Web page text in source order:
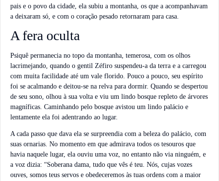
pais e o povo da cidade, ela subiu a montanha, os que a acompanhavam
a deixaram só, e com o coração pesado retornaram para casa.
A fera oculta
Psiquê permanecia no topo da montanha, temerosa, com os olhos
lacrimejando, quando o gentil Zéfiro suspendeu-a da terra e a carregou
com muita facilidade até um vale florido. Pouco a pouco, seu espírito
foi se acalmando e deitou-se na relva para dormir. Quando se despertou
de seu sono, olhou à sua volta e viu um lindo bosque repleto de árvores
magníficas. Caminhando pelo bosque avistou um lindo palácio e
lentamente ela foi adentrando ao lugar.
A cada passo que dava ela se surpreendia com a beleza do palácio, com
suas ornarias. No momento em que admirava todos os tesouros que
havia naquele lugar, ela ouviu uma voz, no entanto não via ninguém, e
a voz dizia: “Soberana dama, tudo que vês é teu. Nós, cujas vozes
ouves, somos teus servos e obedeceremos às tuas ordens com a maior